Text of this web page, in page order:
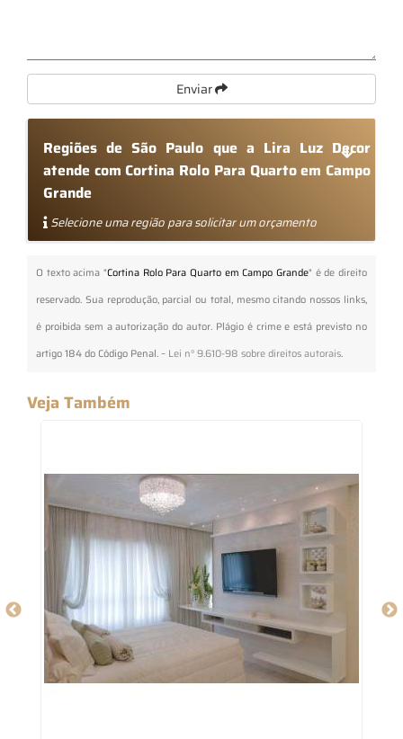
Enviar
Regiões de São Paulo que a Lira Luz Decor
atende com Cortina Rolo Para Quarto em Campo
Grande
Selecione uma região para solicitar um orçamento
O texto acima "Cortina Rolo Para Quarto em Campo Grande" é de direito
reservado. Sua reprodução, parcial ou total, mesmo citando nossos links,
é proibida sem a autorização do autor. Plágio é crime e está previsto no
artigo 184 do Código Penal. – Lei n° 9.610-98 sobre direitos autorais.
Veja Também